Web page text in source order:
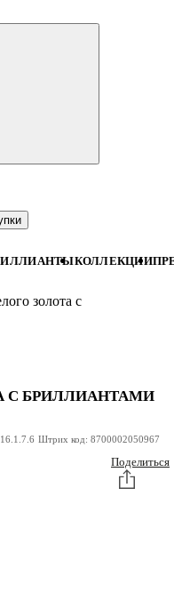
КОЛЛЕКЦИИ
золота с
С БРИЛЛИАНТАМИ
Штрих код: 8700002050967
Поделиться